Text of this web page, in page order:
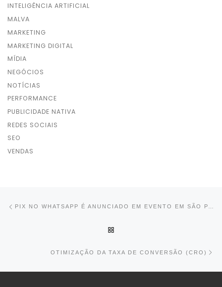
INTELIGÊNCIA ARTIFICIAL
MALVA
MARKETING
MARKETING DIGITAL
MÍDIA
NEGÓCIOS
NOTÍCIAS
PERFORMANCE
PUBLICIDADE NATIVA
REDES SOCIAIS
SEO
VENDAS
Post navigation
OTIMIZAÇÃO DA TAXA DE CONVERSÃO (CRO)